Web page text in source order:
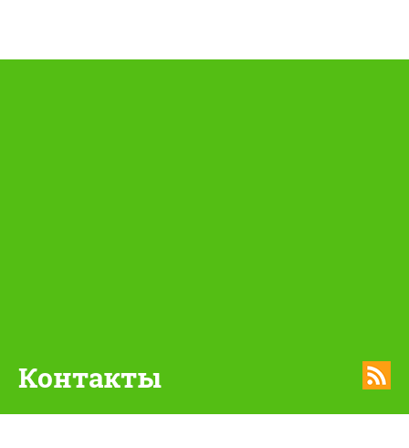
Контакты